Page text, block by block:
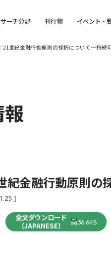
ーチ分野 刊行物 イベント・
21世紀金融行動原則の採択について～持続
紀金融行動原則の
]
全文ダウンロード
（JAPANESE）
36.6KB